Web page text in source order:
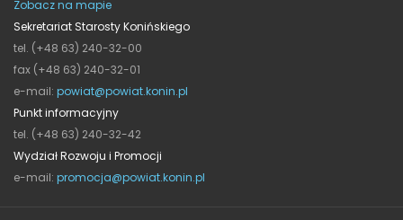
Zobacz na mapie
Sekretariat Starosty Konińskiego
tel. (+48 63) 240-32-00
fax (+48 63) 240-32-01
e-mail: powiat@powiat.konin.pl
Punkt informacyjny
tel. (+48 63) 240-32-42
Wydział Rozwoju i Promocji
e-mail: promocja@powiat.konin.pl